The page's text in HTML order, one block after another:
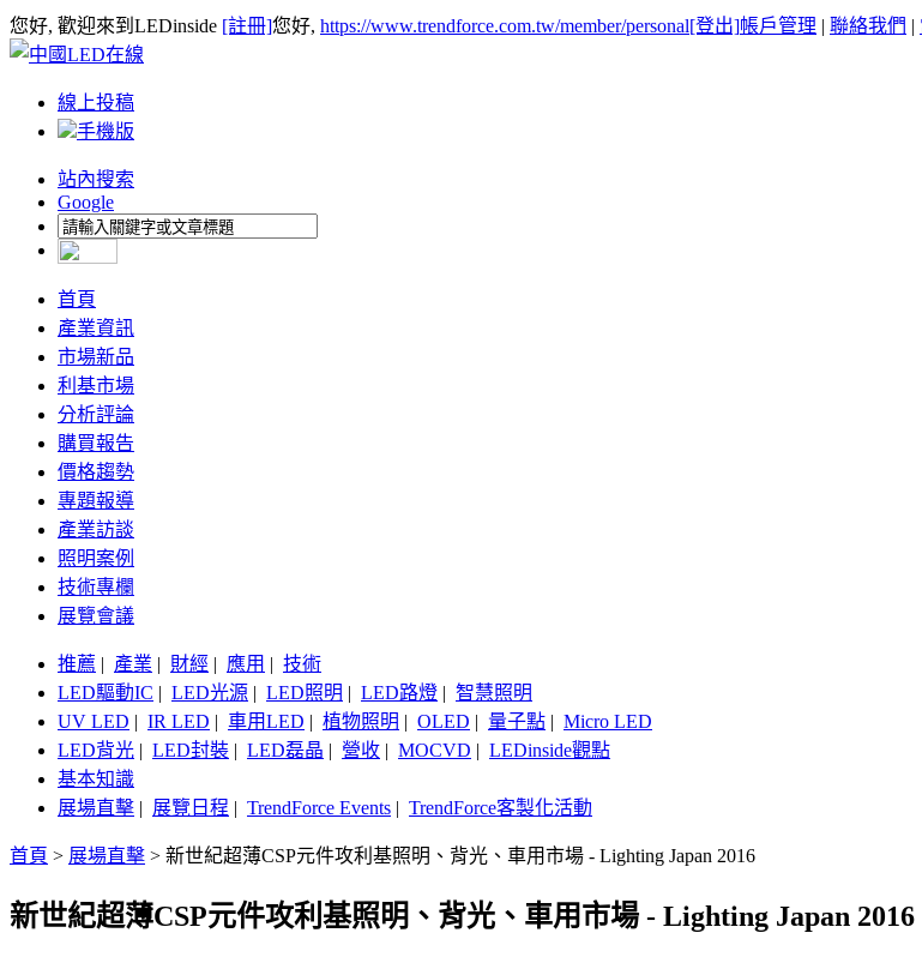
您好, 歡迎來到LEDinside [註冊]您好, https://www.trendforce.com.tw/member/personal[登出]帳戶管理 | 聯絡我們 |
線上投稿
手機版
站內搜索
Google
首頁
產業資訊
市場新品
利基市場
分析評論
購買報告
價格趨勢
專題報導
產業訪談
照明案例
技術專欄
展覽會議
推薦 | 產業 | 財經 | 應用 | 技術
LED驅動IC | LED光源 | LED照明 | LED路燈 | 智慧照明
UV LED | IR LED | 車用LED | 植物照明 | OLED | 量子點 | Micro LED
LED背光 | LED封裝 | LED磊晶 | 營收 | MOCVD | LEDinside觀點
基本知識
展場直擊 | 展覽日程 | TrendForce Events | TrendForce客製化活動
首頁 > 展場直擊 > 新世紀超薄CSP元件攻利基照明、背光、車用市場 - Lighting Japan 2016
新世紀超薄CSP元件攻利基照明、背光、車用市場 - Lighting Japan 2016